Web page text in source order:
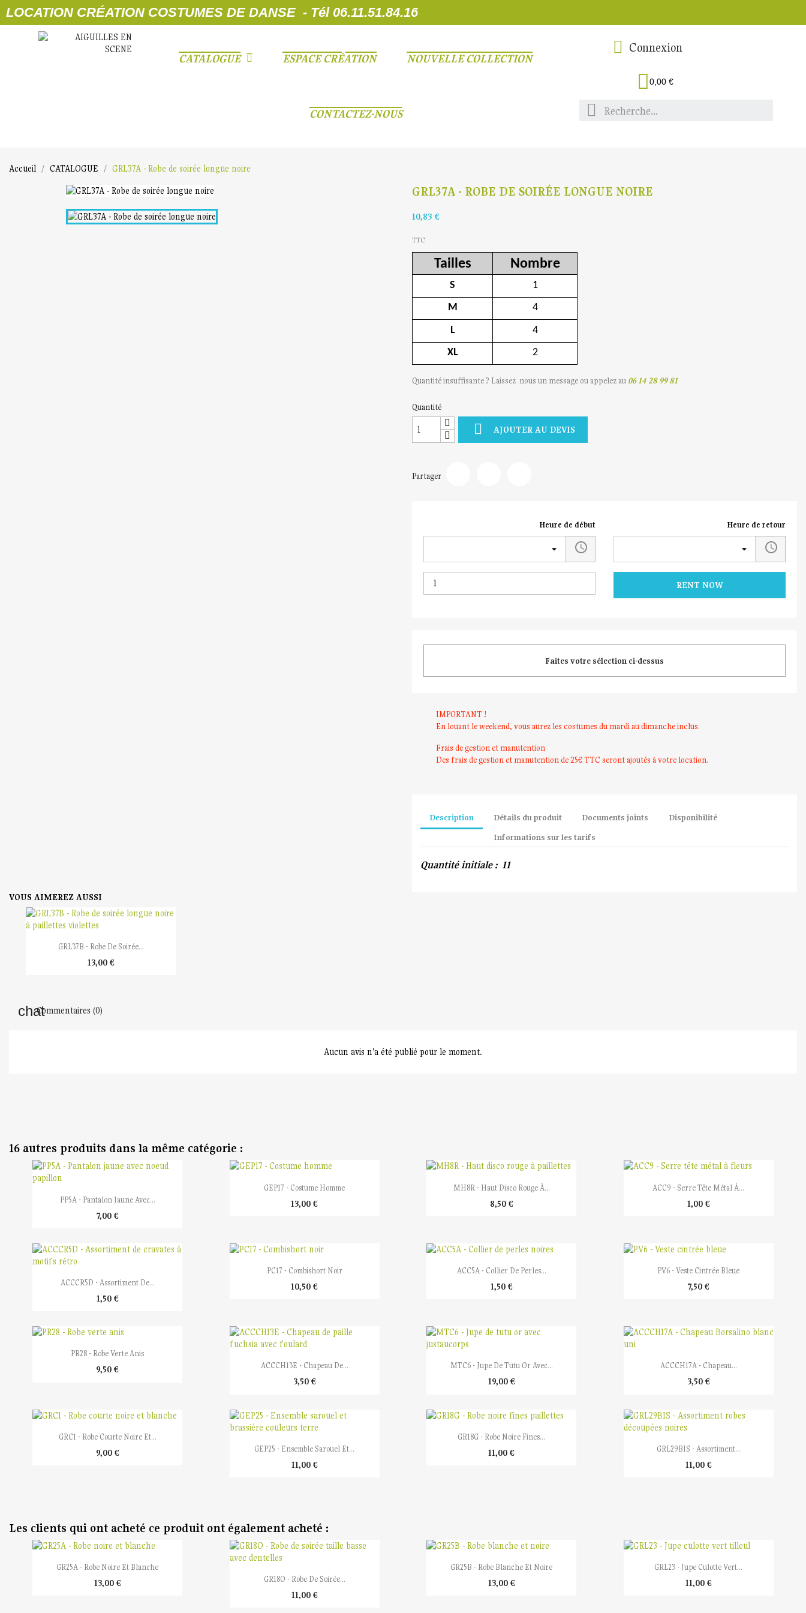
LOCATION CRÉATION COSTUMES DE DANSE - Tél 06.11.51.84.16
CATALOGUE ESPACE CRÉATION NOUVELLE COLLECTION
CONTACTEZ-NOUS
Connexion
0,00 €
Accueil CATALOGUE GRL37A - Robe de soirée longue noire
GRL37A - ROBE DE SOIRÉE LONGUE NOIRE
10,83 €
TTC
Tailles Nombre
S
1
M
4
L
4
XL
2
Quantité insuffisante ? Laissez nous un message ou appelez au 06 14 28 99 81
Quantité
 AJOUTER AU DEVIS
Partager
Heure de début Heure de retour
RENT NOW
Faites votre sélection ci-dessus
IMPORTANT !
En louant le weekend, vous aurez les costumes du mardi au dimanche inclus.
Frais de gestion et manutention
Des frais de gestion et manutention de 25€ TTC seront ajoutés à votre location.
Description Détails du produit Documents joints
Disponibilité
Informations sur les tarifs
Quantité initiale : 11
VOUS AIMEREZ AUSSI
 Aperçu rapide
GRL37B - Robe De Soirée...
13,00 €
Commentaires (0)
Aucun avis n'a été publié pour le moment.
16 autres produits dans la même catégorie :
 Aperçu rapide
PP5A - Pantalon Jaune Avec...
7,00 €
 Aperçu rapide
GEP17 - Costume Homme
13,00 €
 Aperçu rapide
MH8R - Haut Disco Rouge À...
8,50 €
 Aperçu rapide
ACC9 - Serre Tête Métal À...
1,00 €
 Aperçu rapide
ACCCR5D - Assortiment De...
1,50 €
 Aperçu rapide
PC17 - Combishort Noir
10,50 €
 Aperçu rapide
ACC5A - Collier De Perles...
1,50 €
 Aperçu rapide
PV6 - Veste Cintrée Bleue
7,50 €
 Aperçu rapide
PR28 - Robe Verte Anis
9,50 €  Aperçu rapide
ACCCH13E - Chapeau De...
3,50 €
 Aperçu rapide
MTC6 - Jupe De Tutu Or Avec...
19,00 €
 Aperçu rapide
ACCCH17A - Chapeau...
3,50 €
 Aperçu rapide
GRC1 - Robe Courte Noire Et...
9,00 €  Aperçu rapide
GEP25 - Ensemble Sarouel Et...
11,00 €
 Aperçu rapide
GR18G - Robe Noire Fines...
11,00 €  Aperçu rapide
GRL29BIS - Assortiment...
11,00 €
Les clients qui ont acheté ce produit ont également acheté :
 Aperçu rapide
GR25A - Robe Noire Et Blanche
13,00 €  Aperçu rapide
GR18O - Robe De Soirée...
11,00 €
 Aperçu rapide
GR25B - Robe Blanche Et Noire
13,00 €
 Aperçu rapide
GRL23 - Jupe Culotte Vert...
11,00 €